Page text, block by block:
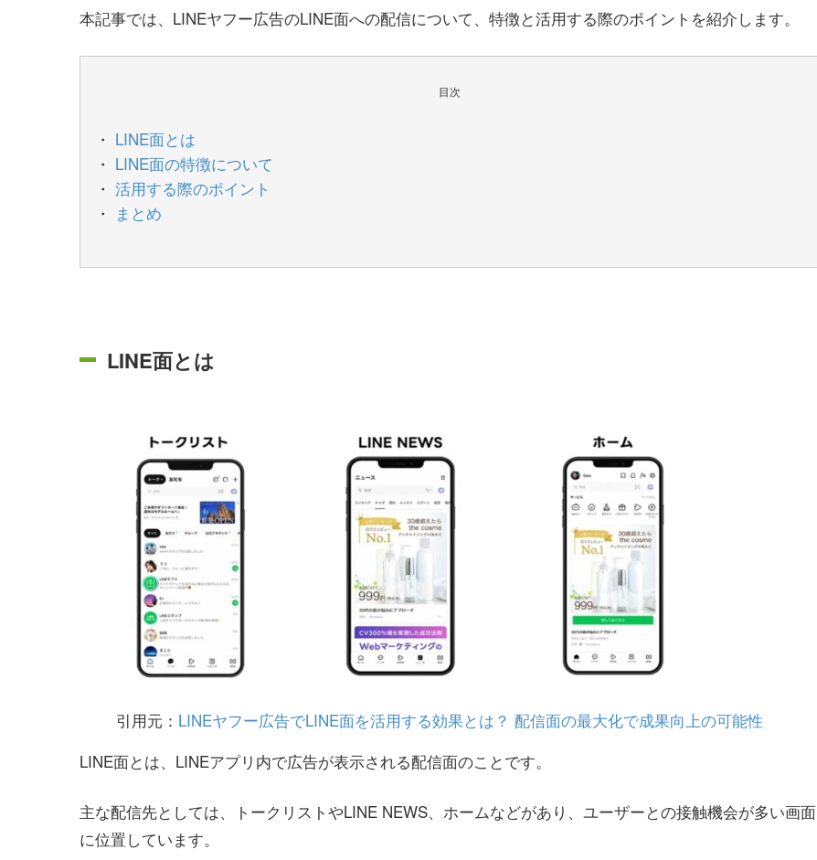
本記事では、LINEヤフー広告のLINE面への配信について、特徴と活用する際のポイントを紹介します。
目次
LINE面とは
LINE面の特徴について
活用する際のポイント
まとめ
LINE面とは
引用元： LINEヤフー広告でLINE面を活用する効果とは？ 配信面の最大化で成果向上の可能性
LINE面とは、LINEアプリ内で広告が表示される配信面のことです。
主な配信先としては、トークリストやLINE NEWS、ホームなどがあり、ユーザーとの接触機会が多い画面
に位置しています。